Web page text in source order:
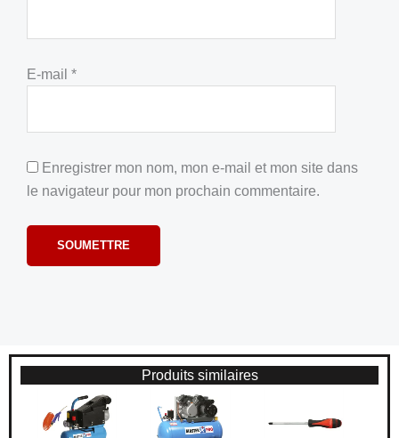
E-mail *
Enregistrer mon nom, mon e-mail et mon site dans
le navigateur pour mon prochain commentaire.
Produits similaires